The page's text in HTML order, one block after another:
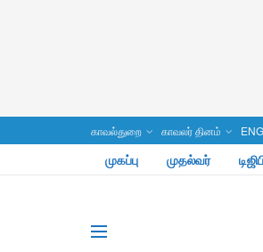
காவல்துறை காவலர் தினம்
முகப்பு முதல்வர்